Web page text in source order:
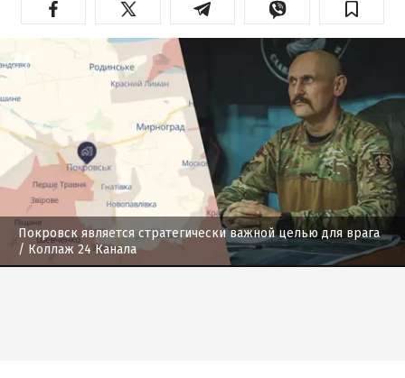
Покровск является стратегически важной целью для врага
/ Коллаж 24 Канала